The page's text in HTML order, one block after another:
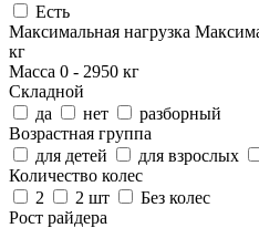
Есть
Максимальная нагрузка
кг
Масса 0 - 2950 кг
Складной
да
нет
разборный
Возрастная группа
для детей
для взрослых
Количество колес
2
2 шт
Без колес
Рост райдера